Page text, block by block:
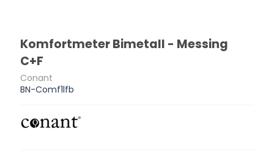
Komfortmeter Bimetall - Messing
C+F
Conant
BN-Comf1lfb